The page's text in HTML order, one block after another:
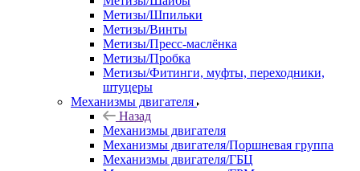
Метизы/Шпильки
Метизы/Винты
Метизы/Пресс-маслёнка
Метизы/Пробка
Метизы/Фитинги, муфты, переходники,
штуцеры
Механизмы двигателя
Назад
Механизмы двигателя
Механизмы двигателя/Поршневая группа
Механизмы двигателя/ГБЦ